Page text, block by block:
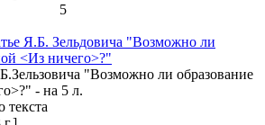
5
Я.Б. Зельдовича "Возможно ли
<Из ничего>?"
"Возможно ли образование
- на 5 л.
текста